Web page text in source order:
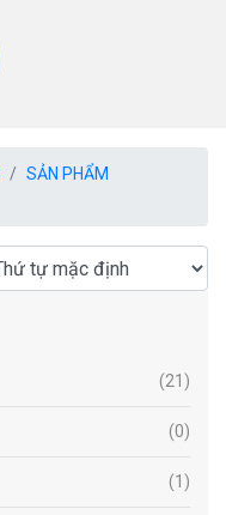
SẢN PHẨM
(21)
(0)
(1)